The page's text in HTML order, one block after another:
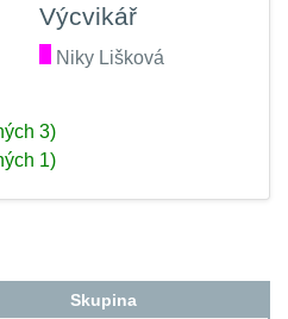
Výcvikář
Niky Lišková
3)
1)
Skupina